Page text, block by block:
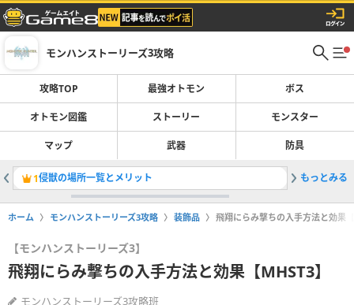
モンハンストーリーズ3攻略
攻略TOP 最強オトモン ボス
オトモン図鑑 ストーリー モンスター
マップ 武器 防具
1侵獣の場所一覧とメリット 2天変古
もっとみる
ホーム モンハンストーリーズ3攻略 装飾品 飛翔にらみ撃ちの入手方法と効果
【モンハンストーリーズ3】
飛翔にらみ撃ちの入手方法と効果【MHST3】
モンハンストーリーズ3攻略班